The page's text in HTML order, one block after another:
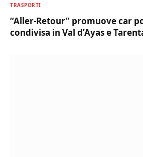
TRASPORTI
“Aller-Retour” promuove car
condivisa in Val d’Ayas e